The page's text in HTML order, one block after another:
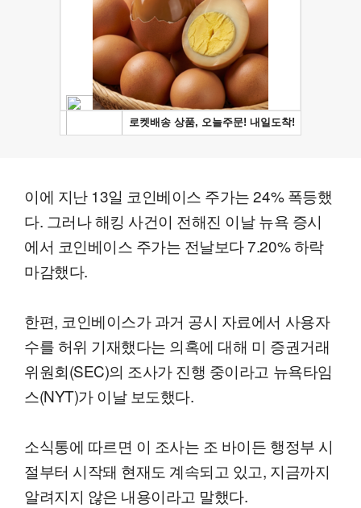
이에 지난 13일 코인베이스 주가는 24% 폭등했
다. 그러나 해킹 사건이 전해진 이날 뉴욕 증시
에서 코인베이스 주가는 전날보다 7.20% 하락
마감했다.
한편, 코인베이스가 과거 공시 자료에서 사용자
수를 허위 기재했다는 의혹에 대해 미 증권거래
위원회(SEC)의 조사가 진행 중이라고 뉴욕타임
스(NYT)가 이날 보도했다.
소식통에 따르면 이 조사는 조 바이든 행정부 시
절부터 시작돼 현재도 계속되고 있고, 지금까지
알려지지 않은 내용이라고 말했다.